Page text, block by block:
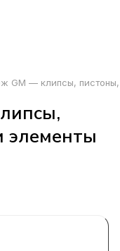
GM — клипсы,
элементы